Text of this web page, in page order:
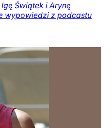
Igę Świątek i Arynę
wypowiedzi z podcastu